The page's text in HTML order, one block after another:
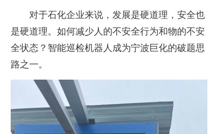
对于石化企业来说，发展是硬道理，安全也
是硬道理。如何减少人的不安全行为和物的不安
全状态？智能巡检机器人成为宁波巨化的破题思
路之一。